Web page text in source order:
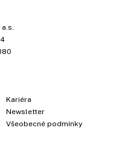
Kariéra
Newsletter
Všeobecné podmínky